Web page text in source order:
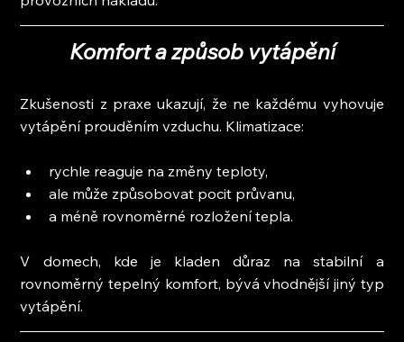
Komfort a způsob vytápění
Zkušenosti z praxe ukazují, že ne každému vyhovuje
vytápění prouděním vzduchu. Klimatizace:
rychle reaguje na změny teploty,
ale může způsobovat pocit průvanu,
a méně rovnoměrné rozložení tepla.
V domech, kde je kladen důraz na stabilní a
rovnoměrný tepelný komfort, bývá vhodnější jiný typ
vytápění.